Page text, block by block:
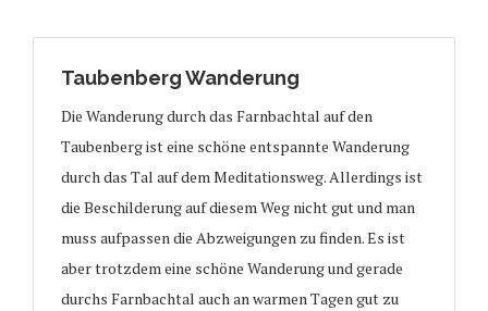
Taubenberg Wanderung
Die Wanderung durch das Farnbachtal auf den
Taubenberg ist eine schöne entspannte Wanderung
durch das Tal auf dem Meditationsweg. Allerdings ist
die Beschilderung auf diesem Weg nicht gut und man
muss aufpassen die Abzweigungen zu finden. Es ist
aber trotzdem eine schöne Wanderung und gerade
durchs Farnbachtal auch an warmen Tagen gut zu